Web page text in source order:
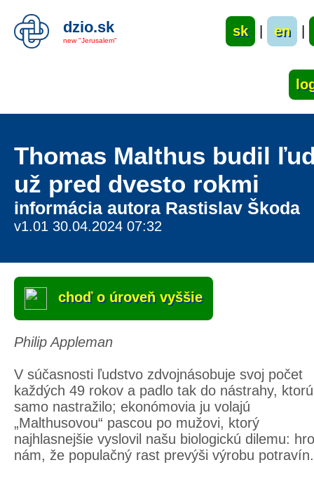
dzio.sk
new "Jerusalem"
sk en
Thomas Malthus budil
už pred dvesto rokmi
informácia autora Rastislav Škoda
v1.01 30.04.2024 07:32
choď o úroveň vyššie
Philip Appleman
V súčasnosti ľudstvo zdvojnásobuje svoj počet
každých 49 rokov a padlo tak do nástrahy,
samo nastražilo; ekonómovia ju volajú
„Malthusovou“ pascou po mužovi, ktorý
najhlasnejšie vyslovil našu biologickú dilemu:
nám, že populačný rast prevýši výrobu potravín.